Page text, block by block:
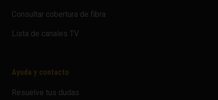
Consultar cobertura de fibra
Lista de canales TV
Ayuda y contacto
Resuelve tus dudas